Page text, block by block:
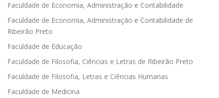
Faculdade de Economia, Administração e Contabilidade
Faculdade de Economia, Administração e Contabilidade de
Ribeirão Preto
Faculdade de Educação
Faculdade de Filosofia, Ciências e Letras de Ribeirão Preto
Faculdade de Filosofia, Letras e Ciências Humanas
Faculdade de Medicina